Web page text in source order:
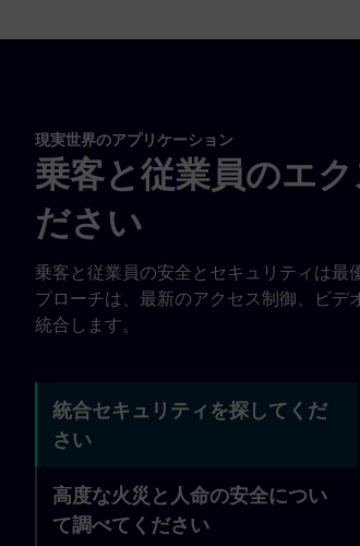
現実世界のアプリケーション
乗客と従業員のエ
ださい
乗客と従業員の安全とセキュリティは
プローチは、最新のアクセス制御、ビデ
統合します。
統合セキュリティを探してくだ
さい
高度な火災と人命の安全につい
て調べてください